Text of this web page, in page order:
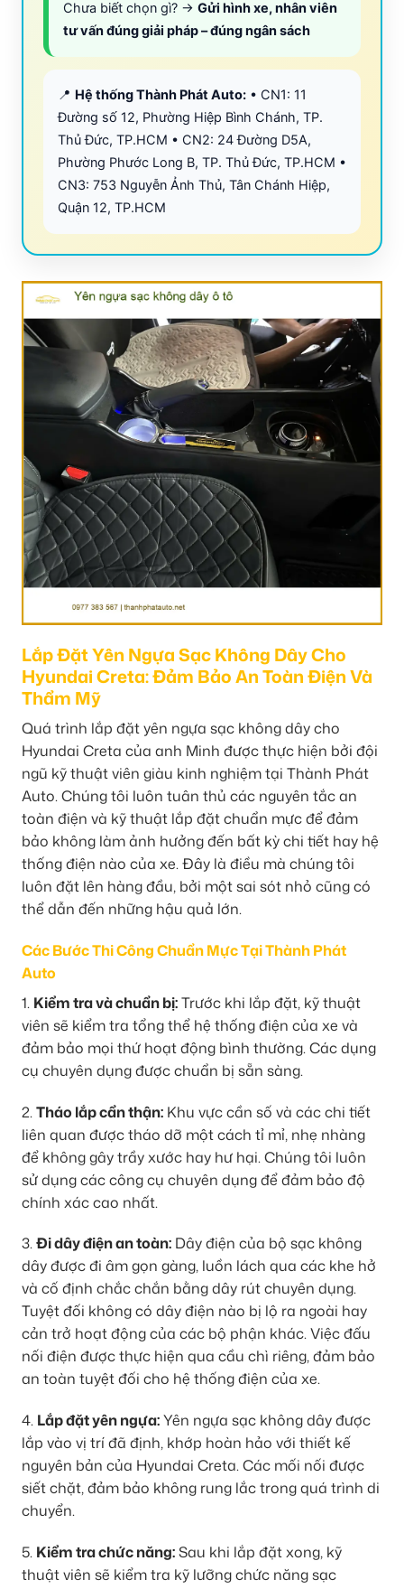
Chưa biết chọn gì? → Gửi hình xe, nhân viên
tư vấn đúng giải pháp – đúng ngân sách
📍 Hệ thống Thành Phát Auto: • CN1: 11
Đường số 12, Phường Hiệp Bình Chánh, TP.
Thủ Đức, TP.HCM • CN2: 24 Đường D5A,
Phường Phước Long B, TP. Thủ Đức, TP.HCM •
CN3: 753 Nguyễn Ảnh Thủ, Tân Chánh Hiệp,
Quận 12, TP.HCM
Lắp Đặt Yên Ngựa Sạc Không Dây Cho
Hyundai Creta: Đảm Bảo An Toàn Điện Và
Thẩm Mỹ
Quá trình lắp đặt yên ngựa sạc không dây cho
Hyundai Creta của anh Minh được thực hiện bởi đội
ngũ kỹ thuật viên giàu kinh nghiệm tại Thành Phát
Auto. Chúng tôi luôn tuân thủ các nguyên tắc an
toàn điện và kỹ thuật lắp đặt chuẩn mực để đảm
bảo không làm ảnh hưởng đến bất kỳ chi tiết hay hệ
thống điện nào của xe. Đây là điều mà chúng tôi
luôn đặt lên hàng đầu, bởi một sai sót nhỏ cũng có
thể dẫn đến những hậu quả lớn.
Các Bước Thi Công Chuẩn Mực Tại Thành Phát
Auto
1. Kiểm tra và chuẩn bị:Trước khi lắp đặt, kỹ thuật
viên sẽ kiểm tra tổng thể hệ thống điện của xe và
đảm bảo mọi thứ hoạt động bình thường. Các dụng
cụ chuyên dụng được chuẩn bị sẵn sàng.
2.Tháo lắp cẩn thận: Khu vực cần số và các chi tiết
liên quan được tháo dỡ một cách tỉ mỉ, nhẹ nhàng
để không gây trầy xước hay hư hại. Chúng tôi luôn
sử dụng các công cụ chuyên dụng để đảm bảo độ
chính xác cao nhất.
3.Đi dây điện an toàn: Dây điện của bộ sạc không
dây được đi âm gọn gàng, luồn lách qua các khe hở
và cố định chắc chắn bằng dây rút chuyên dụng.
Tuyệt đối không có dây điện nào bị lộ ra ngoài hay
cản trở hoạt động của các bộ phận khác. Việc đấu
nối điện được thực hiện qua cầu chì riêng, đảm bảo
an toàn tuyệt đối cho hệ thống điện của xe.
4. Lắp đặt yên ngựa:Yên ngựa sạc không dây được
lắp vào vị trí đã định, khớp hoàn hảo với thiết kế
nguyên bản của Hyundai Creta. Các mối nối được
siết chặt, đảm bảo không rung lắc trong quá trình di
chuyển.
5. Kiểm tra chức năng:Sau khi lắp đặt xong, kỹ
thuật viên sẽ kiểm tra kỹ lưỡng chức năng sạc